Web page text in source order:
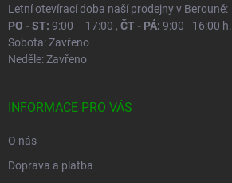
Letní otevírací doba naší prodejny v Berouně:
PO - ST: 9:00 – 17:00 , ČT - PÁ: 9:00 - 16:00 h.
Sobota: Zavřeno
Neděle: Zavřeno
INFORMACE PRO VÁS
O nás
Doprava a platba